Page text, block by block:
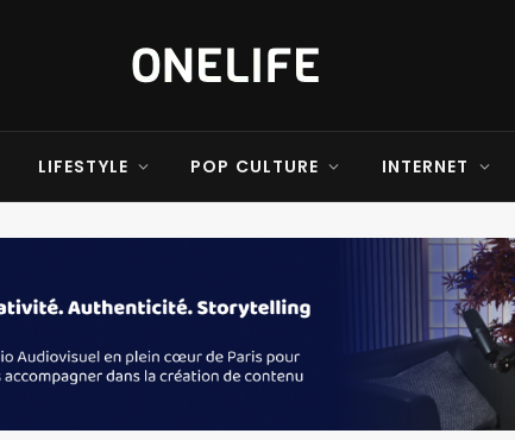
LIFESTYLE POP CULTURE INTERNET